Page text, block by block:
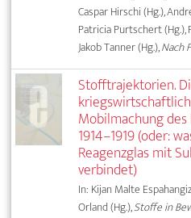
Caspar Hirschi (Hg.),
Patricia Purtschert (Hg.),
Jakob Tanner (Hg.),Nach
Stofftrajektorien.
Mobilmachung des
1914–1919 (oder:
Reagenzglas mit
verbindet)
In: Kijan Malte
Orland (Hg.),Stoffe in